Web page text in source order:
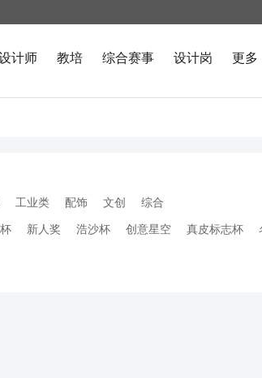
计师 教培 综合赛事 设计岗 更多
工业类 配饰 文创 综合
新人奖 浩沙杯 创意星空 真皮标志杯